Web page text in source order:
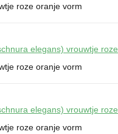
roze oranje vorm
roze oranje vorm
roze oranje vorm